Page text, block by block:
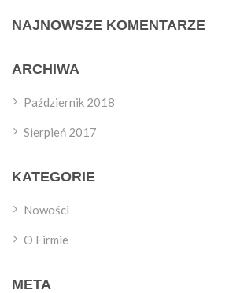
NAJNOWSZE KOMENTARZE
ARCHIWA
Październik 2018
Sierpień 2017
KATEGORIE
Nowości
O Firmie
META